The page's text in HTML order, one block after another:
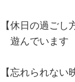
【休日の過ごし
遊んでいます
【忘れられない